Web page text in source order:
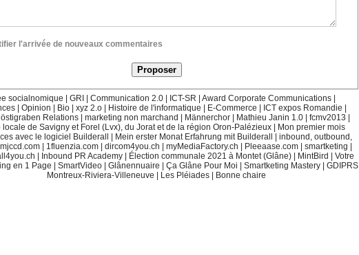
l'arrivée de nouveaux commentaires
socialnomique GRI Communication 2.0 ICT-SR Award Corporate Communications
Opinion Bio xyz 2.o Histoire de l'informatique E-Commerce ICT expos Romandie
Relations marketing non marchand Männerchor Mathieu Janin 1.0 fcmv2013
locale de Savigny et Forel (Lvx), du Jorat et de la région Oron-Palézieux
Mon premier mois
avec le logiciel Builderall
Mein erster Monat Erfahrung mit Builderall
inbound, outbound,
mjccd.com 1fluenzia.com dircom4you.ch myMediaFactory.ch Pleeaase.com smartketing
Inbound PR Academy Élection communale 2021 à Montet (Glâne) MintBird
Votre
en 1 Page
SmartVideo Glânennuaire Ça Glâne Pour Moi Smartketing Mastery
GDIPRS
Montreux-Riviera-Villeneuve
Les Pléiades Bonne chaire